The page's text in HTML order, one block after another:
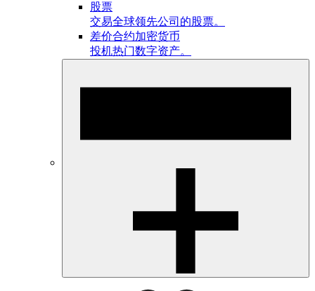
股票
交易全球领先公司的股票。
差价合约加密货币
投机热门数字资产。